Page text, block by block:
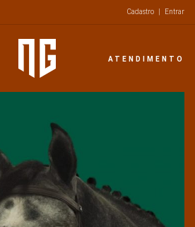
Cadastro Entrar
ATENDIMENTO